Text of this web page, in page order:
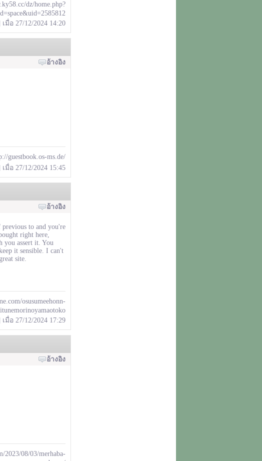
dz/home.php?
มื่อ 27/12/2024 14:20
อ้างอิง
guestbook.os-ms.de/
มื่อ 27/12/2024 15:45
อ้างอิง
to and you're
right here,
you assert it. You
it sensible. I can't
site.
osusumeehonn-
มื่อ 27/12/2024 17:29
อ้างอิง
2023/08/03/merhaba-